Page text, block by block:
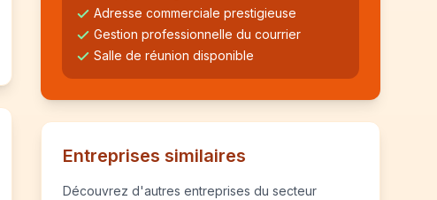
Adresse commerciale prestigieuse
Gestion professionnelle du courrier
Salle de réunion disponible
Entreprises similaires
Découvrez d'autres entreprises du secteur